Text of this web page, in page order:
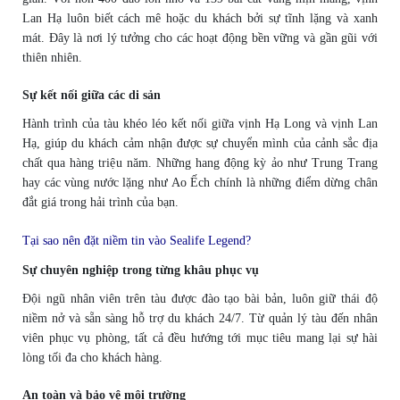
Lan Hạ luôn biết cách mê hoặc du khách bởi sự tĩnh lặng và xanh
mát. Đây là nơi lý tưởng cho các hoạt động bền vững và gần gũi với
thiên nhiên.
Sự kết nối giữa các di sản
Hành trình của tàu khéo léo kết nối giữa vịnh Hạ Long và vịnh Lan
Hạ, giúp du khách cảm nhận được sự chuyển mình của cảnh sắc địa
chất qua hàng triệu năm. Những hang động kỳ ảo như Trung Trang
hay các vùng nước lặng như Ao Ếch chính là những điểm dừng chân
đắt giá trong hải trình của bạn.
Tại sao nên đặt niềm tin vào Sealife Legend?
Sự chuyên nghiệp trong từng khâu phục vụ
Đội ngũ nhân viên trên tàu được đào tạo bài bản, luôn giữ thái độ
niềm nở và sẵn sàng hỗ trợ du khách 24/7. Từ quản lý tàu đến nhân
viên phục vụ phòng, tất cả đều hướng tới mục tiêu mang lại sự hài
lòng tối đa cho khách hàng.
An toàn và bảo vệ môi trường